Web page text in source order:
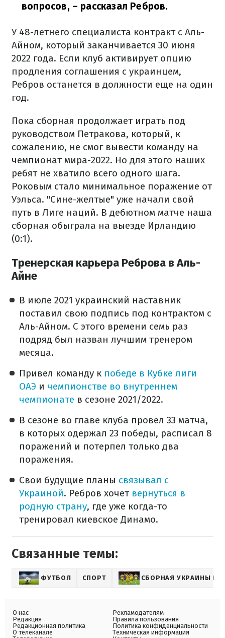
вопросов, – рассказал Ребров.
У 48-летнего специалиста контракт с Аль-
Айном, который заканчивается 30 июня
2022 года. Если клуб активирует опцию
продления соглашения с украинцем,
Ребров останется в должности еще на один
год.
Пока сборная продолжает играть под
руководством Петракова, который, к
сожалению, не смог вывести команду на
чемпионат мира-2022. Но для этого наших
ребят не хватило всего одного шага.
Роковым стало минимальное поражение от
Уэльса. "Сине-желтые" уже начали свой
путь в Лиге наций. В дебютном матче наша
сборная обыграла на выезде Ирландию
(0:1).
Тренерская карьера Реброва в Аль-
Айне
В июле 2021 украинский наставник
поставил свою подпись под контрактом с
Аль-Айном. С этого времени семь раз
подряд был назван лучшим тренером
месяца.
Привел команду к победе в Кубке лиги
ОАЭ и чемпионстве во внутреннем
чемпионате в сезоне 2021/2022.
В сезоне во главе клуба провел 33 матча,
в которых одержал 23 победы, расписал 8
поражений и потерпел только два
поражения.
Свои будущие планы связывал с
Украиной. Ребров хочет вернуться в
родную страну, где уже когда-то
тренировал киевское Динамо.
Связанные темы:
ФУТБОЛ СПОРТ СБОРНАЯ УКРАИНЫ
О нас
Редакция
Редакционная политика
О телеканале
Рекламодателям
Правила пользования
Политика конфиденциальности
Техническая информация